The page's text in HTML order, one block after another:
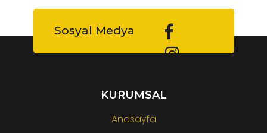
Sosyal Medya
KURUMSAL
Anasayfa